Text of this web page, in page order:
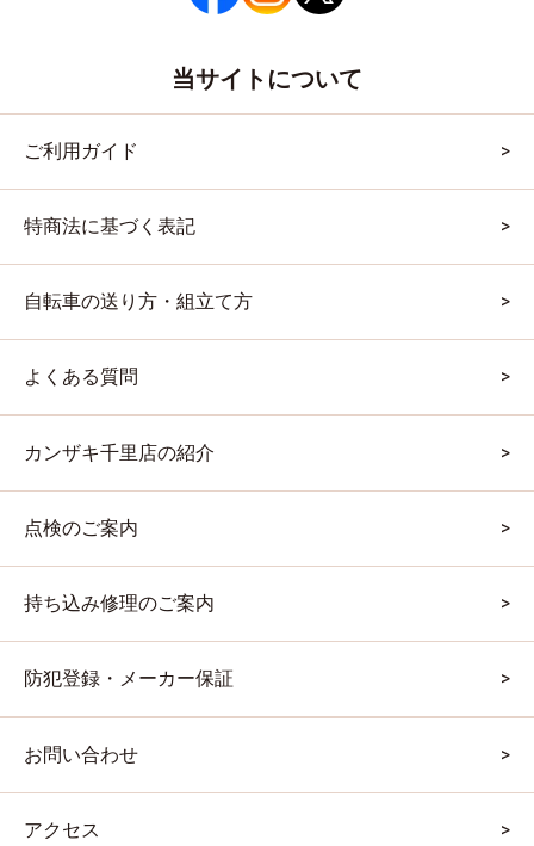
当サイトについて
ご利用ガイド
特商法に基づく表記
自転車の送り方・組立て方
よくある質問
カンザキ千里店の紹介
点検のご案内
持ち込み修理のご案内
防犯登録・メーカー保証
お問い合わせ
アクセス